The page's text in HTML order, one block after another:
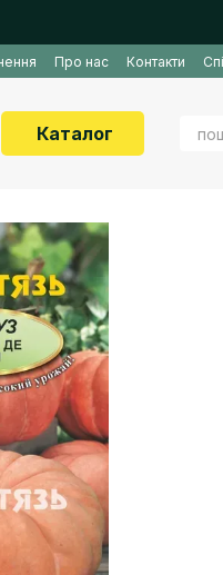
Про нас Контакти
Каталог